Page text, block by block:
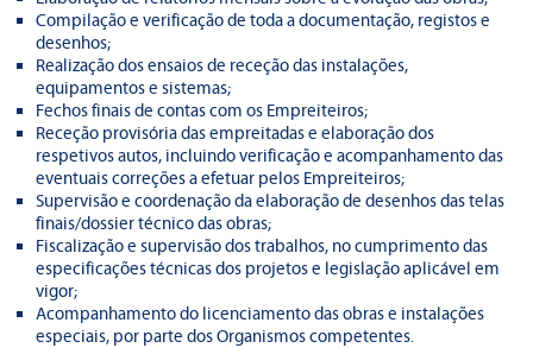
Compilação e verificação de toda a documentação, registos e
desenhos;
Realização dos ensaios de receção das instalações,
equipamentos e sistemas;
Fechos finais de contas com os Empreiteiros;
Receção provisória das empreitadas e elaboração dos
respetivos autos, incluindo verificação e acompanhamento das
eventuais correções a efetuar pelos Empreiteiros;
Supervisão e coordenação da elaboração de desenhos das telas
finais/dossier técnico das obras;
Fiscalização e supervisão dos trabalhos, no cumprimento das
especificações técnicas dos projetos e legislação aplicável em
vigor;
Acompanhamento do licenciamento das obras e instalações
especiais, por parte dos Organismos competentes.